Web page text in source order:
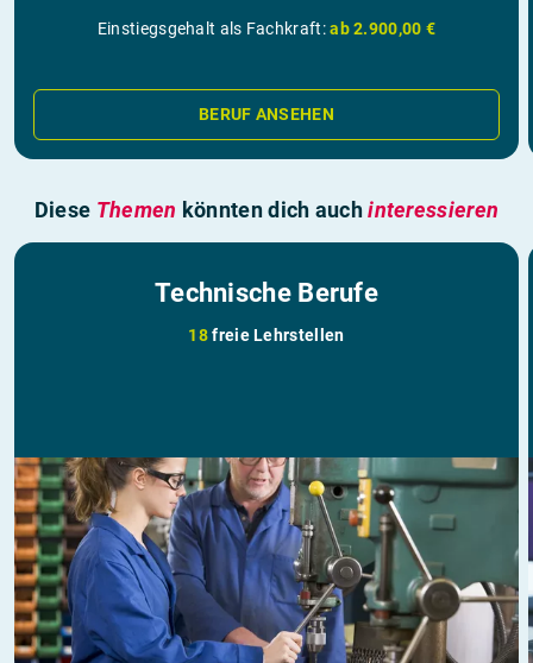
Einstiegsgehalt als Fachkraft:ab 2.900,00 €
BERUF ANSEHEN
Diese Themen könnten dich auchinteressieren
Technische Berufe
18freie Lehrstellen